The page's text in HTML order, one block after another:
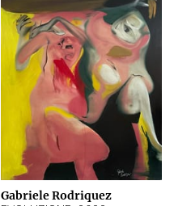
Gabriele Rodriquez